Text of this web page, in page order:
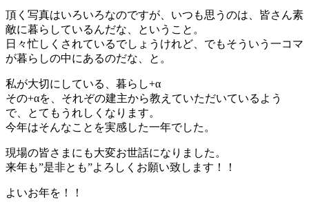
頂く写真はいろいろなのですが、いつも思うのは、皆さん素
敵に暮らしているんだな、ということ。
日々忙しくされているでしょうけれど、でもそういう一コマ
が暮らしの中にあるのだな、と。
私が大切にしている、暮らし+α
その+αを、それぞの建主から教えていただいているよう
で、とてもうれしくなります。
今年はそんなことを実感した一年でした。
現場の皆さまにも大変お世話になりました。
来年も”是非とも”よろしくお願い致します！！
よいお年を！！